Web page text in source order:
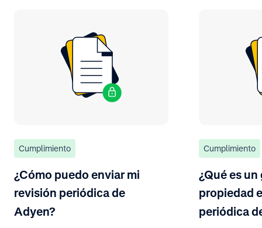
Cumplimiento
¿Cómo puedo enviar mi
revisión periódica de
Adyen?
Cumplimiento
¿Qué es
propiedad
periódica